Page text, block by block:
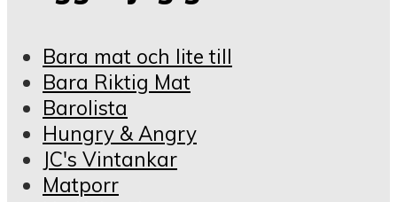
Bara mat och lite till
Bara Riktig Mat
Barolista
Hungry & Angry
JC's Vintankar
Matporr